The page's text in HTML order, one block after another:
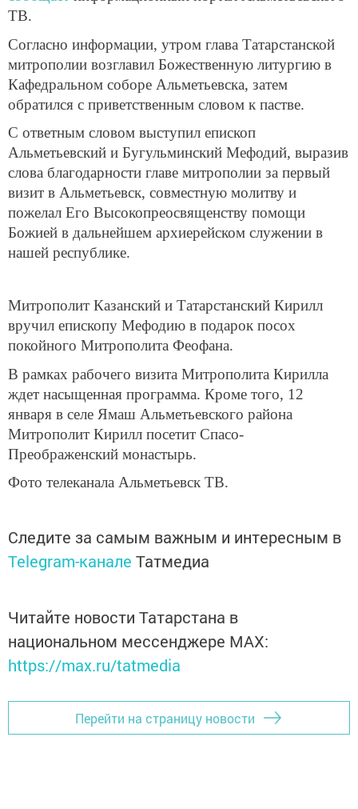
ТВ.
Согласно информации, утром глава Татарстанской
митрополии возглавил Божественную литургию в
Кафедральном соборе Альметьевска, затем
обратился с приветственным словом к пастве.
С ответным словом выступил епископ
Альметьевский и Бугульминский Мефодий, выразив
слова благодарности главе митрополии за первый
визит в Альметьевск, совместную молитву и
пожелал Его Высокопреосвященству помощи
Божией в дальнейшем архиерейском служении в
нашей республике.
Митрополит Казанский и Татарстанский Кирилл
вручил епископу Мефодию в подарок посох
покойного Митрополита Феофана.
В рамках рабочего визита Митрополита Кирилла
ждет насыщенная программа. Кроме того, 12
января в селе Ямаш Альметьевского района
Митрополит Кирилл посетит Спасо-
Преображенский монастырь.
Фото телеканала Альметьевск ТВ.
Следите за самым важным и интересным в
Telegram-канале Татмедиа
Читайте новости Татарстана в
национальном мессенджере MАХ:
https://max.ru/tatmedia
Перейти на страницу новости